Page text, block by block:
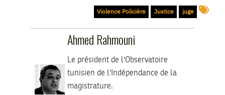
juge
Justice
Violence Policière
Ahmed Rahmouni
Le président de l'Observatoire
tunisien de l'Indépendance de la
magistrature.